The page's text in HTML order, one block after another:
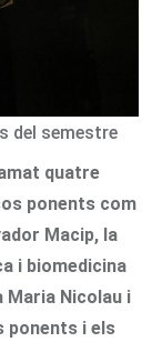
del semestre
quatre
ponents com
Macip, la
i biomedicina
Maria Nicolau i
ponents i els